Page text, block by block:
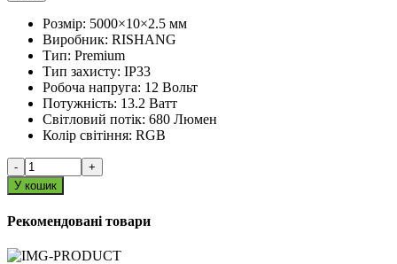
Розмір: 5000×10×2.5 мм
Виробник: RISHANG
Тип: Premium
Тип захисту: IP33
Робоча напруга: 12 Вольт
Потужність: 13.2 Ватт
Світловий потік: 680 Люмен
Колір світіння: RGB
-
+
У кошик
Рекомендовані товари